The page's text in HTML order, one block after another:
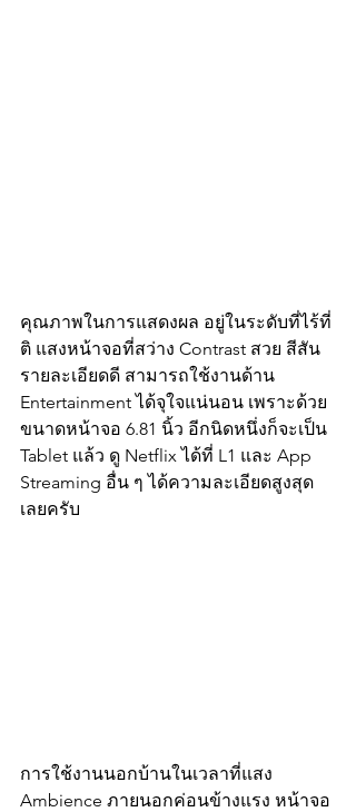
คุณภาพในการแสดงผล อยู่ในระดับที่ไร้ที่
ติ แสงหน้าจอที่สว่าง Contrast สวย สีสัน
รายละเอียดดี สามารถใช้งานด้าน
Entertainment ได้จุใจแน่นอน เพราะด้วย
ขนาดหน้าจอ 6.81 นิ้ว อีกนิดหนึ่งก็จะเป็น
Tablet แล้ว ดู Netflix ได้ที่ L1 และ App
Streaming อื่น ๆ ได้ความละเอียดสูงสุด
เลยครับ
การใช้งานนอกบ้านในเวลาที่แสง
Ambience ภายนอกค่อนข้างแรง หน้าจอ